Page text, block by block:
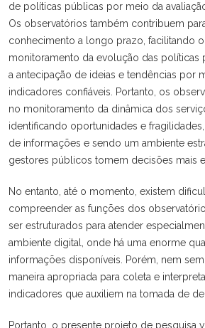
de políticas públicas por meio da
Os observatórios também contribuem
conhecimento a longo prazo, facilitando
monitoramento da evolução das políticas
a antecipação de ideias e tendências por
indicadores confiáveis. Portanto, os
no monitoramento da dinâmica dos
identificando oportunidades e
de informações e sendo um ambiente
gestores públicos tomem decisões mais
No entanto, até o momento, existem
compreender as funções dos
ser estruturados para atender
ambiente digital, onde há uma enorme
informações disponíveis. Porém, nem
maneira apropriada para coleta e
indicadores que auxiliem na tomada de
Portanto, o presente projeto de pesquisa